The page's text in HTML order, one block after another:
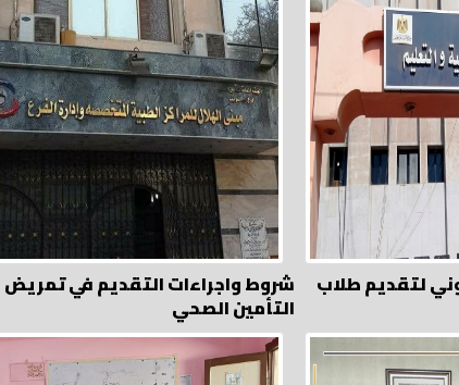
لتقديم طلاب شروط واجراءات التقديم في تمريض
التأمين الصحي